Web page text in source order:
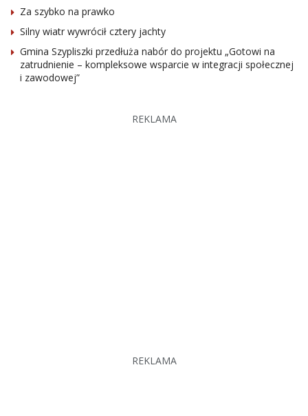
Za szybko na prawko
Silny wiatr wywrócił cztery jachty
Gmina Szypliszki przedłuża nabór do projektu „Gotowi na
zatrudnienie – kompleksowe wsparcie w integracji społecznej
i zawodowej”
REKLAMA
REKLAMA